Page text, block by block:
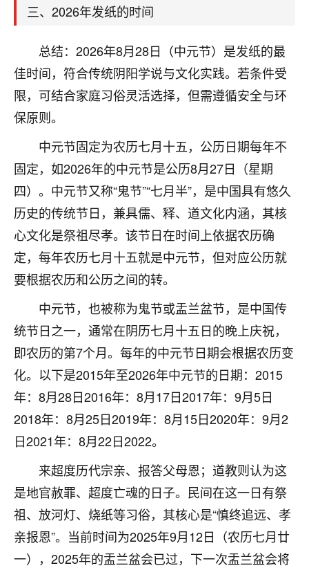
三、2026年发纸的时间
总结：2026年8月28日（中元节）是发纸的最
佳时间，符合传统阴阳学说与文化实践。若条件受
限，可结合家庭习俗灵活选择，但需遵循安全与环
保原则。
中元节固定为农历七月十五，公历日期每年不
固定，如2026年的中元节是公历8月27日（星期
四）。中元节又称“鬼节”“七月半”，是中国具有悠久
历史的传统节日，兼具儒、释、道文化内涵，其核
心文化是祭祖尽孝。该节日在时间上依据农历确
定，每年农历七月十五就是中元节，但对应公历就
要根据农历和公历之间的转。
中元节，也被称为鬼节或盂兰盆节，是中国传
统节日之一，通常在阴历七月十五日的晚上庆祝，
即农历的第7个月。每年的中元节日期会根据农历变
化。以下是2015年至2026年中元节的日期：2015
年：8月28日2016年：8月17日2017年：9月5日
2018年：8月25日2019年：8月15日2020年：9月2
日2021年：8月22日2022。
来超度历代宗亲、报答父母恩；道教则认为这
是地官赦罪、超度亡魂的日子。民间在这一日有祭
祖、放河灯、烧纸等习俗，其核心是“慎终追远、孝
亲报恩”。当前时间为2025年9月12日（农历七月廿
一），2025年的盂兰盆会已过，下一次盂兰盆会将
：你可以找老师看看，人有时不服命不行
太阳当空赵：我也做餐饮的，生意不算大，但
是我从找店开始都是找慧来老师跟进的，选
址、风水、还有开业日子，哪哪都看了，虽然
大环境不好，但是我家生意还可以，前几天又
刚找老师做了补财库，希望财运更好一点！
2小时前 来自海南 18
梦醒时分
我女儿高二叛逆，大半年不上学，一说她就要死要活
的，把我们两口子愁的不行，朋友给我推荐的慧来老
师，一开始我是病急乱投医，这半年来，法事一个个
做完，我女儿跟变了个人一样，不期望她能考多好的
大学，只要能安安稳稳的把书读了，身体心理都健健
康康的我就很知足了！
鹿森：可怜天下父母心啊！
3小时前 来自河北 16
付深
我是公司人事调整，有升迁机会，但同时竞争的我们
三个，找老师的时候是抱着侥幸心理，没想到老师看
着我晋升有望，我半信半疑的按照老师建议，做了化
太岁还有一个发钱粮，本来年前的人事调整，拖到年
后，我以为都没戏了，结果开年一上班，开会提拔升
职第一个就是我，职务无所谓，主要是底薪加了
3000，非常开心，无论如何，感恩感谢！🙏🏻
鹿森：恭喜升职加薪！！，请客吗？�
12小时前 来自北京 32